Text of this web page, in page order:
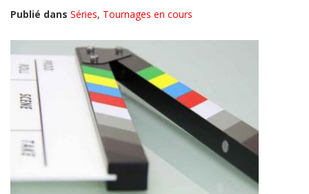
Publié dans Séries, Tournages en cours